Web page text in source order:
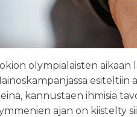
olympialaisten aikaan
kannustaen ihmisiä
ajan on kiistelty